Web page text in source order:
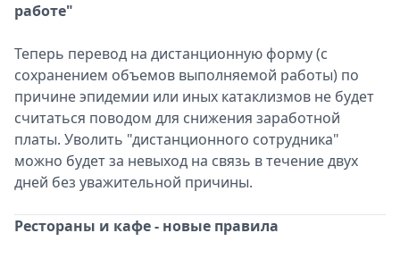
работе"
Теперь перевод на дистанционную форму (с
сохранением объемов выполняемой работы) по
причине эпидемии или иных катаклизмов не будет
считаться поводом для снижения заработной
платы. Уволить "дистанционного сотрудника"
можно будет за невыход на связь в течение двух
дней без уважительной причины.
Рестораны и кафе - новые правила